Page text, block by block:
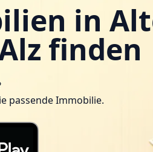
in
finden
passende Immobilie.